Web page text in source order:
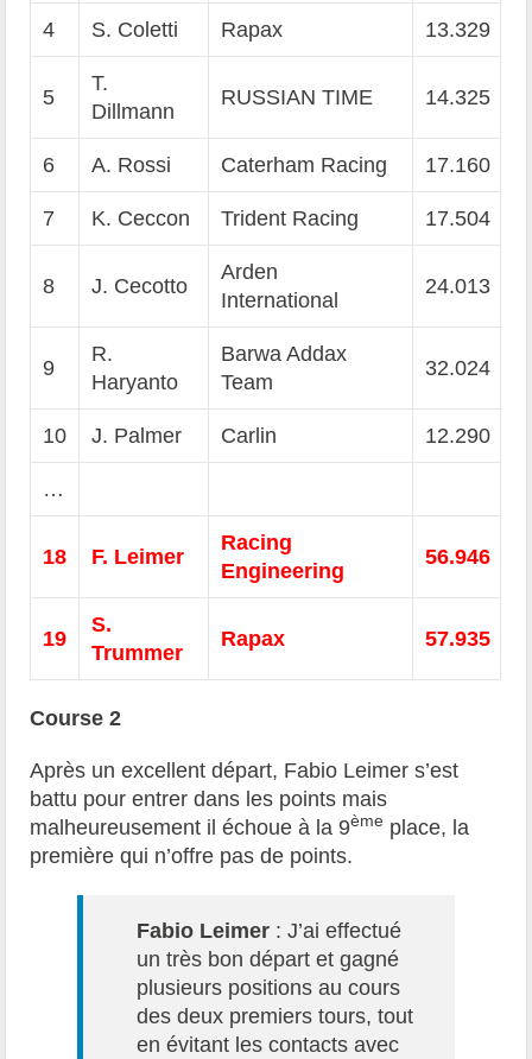
4 S. Coletti Rapax 13.329
5
T.
Dillmann
RUSSIAN TIME 14.325
6 A. Rossi Caterham Racing 17.160
7 K. Ceccon Trident Racing 17.504
8 J. Cecotto
Arden
International
24.013
9
R.
Haryanto
Barwa Addax
Team
32.024
10 J. Palmer Carlin 12.290
…
18 F. Leimer
Racing
Engineering
56.946
19
S.
Trummer
Rapax 57.935
Course 2
Après un excellent départ, Fabio Leimer s’est
battu pour entrer dans les points mais
malheureusement il échoue à la 9ème place, la
première qui n’offre pas de points.
Fabio Leimer : J’ai effectué
un très bon départ et gagné
plusieurs positions au cours
des deux premiers tours, tout
en évitant les contacts avec